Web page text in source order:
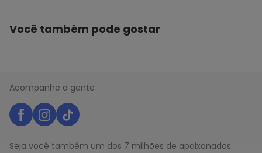
GÊNERO : Female
GRUPO DE IDADE : Adult
ESTILO DE SANDÁLIA : Salto baixo
TIPO : SANDÁLIA
Você também pode gostar
Acompanhe a gente
Seja você também um dos 7 milhões de apaixonados